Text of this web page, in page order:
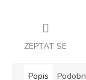
ZEPTAT SE
Popis